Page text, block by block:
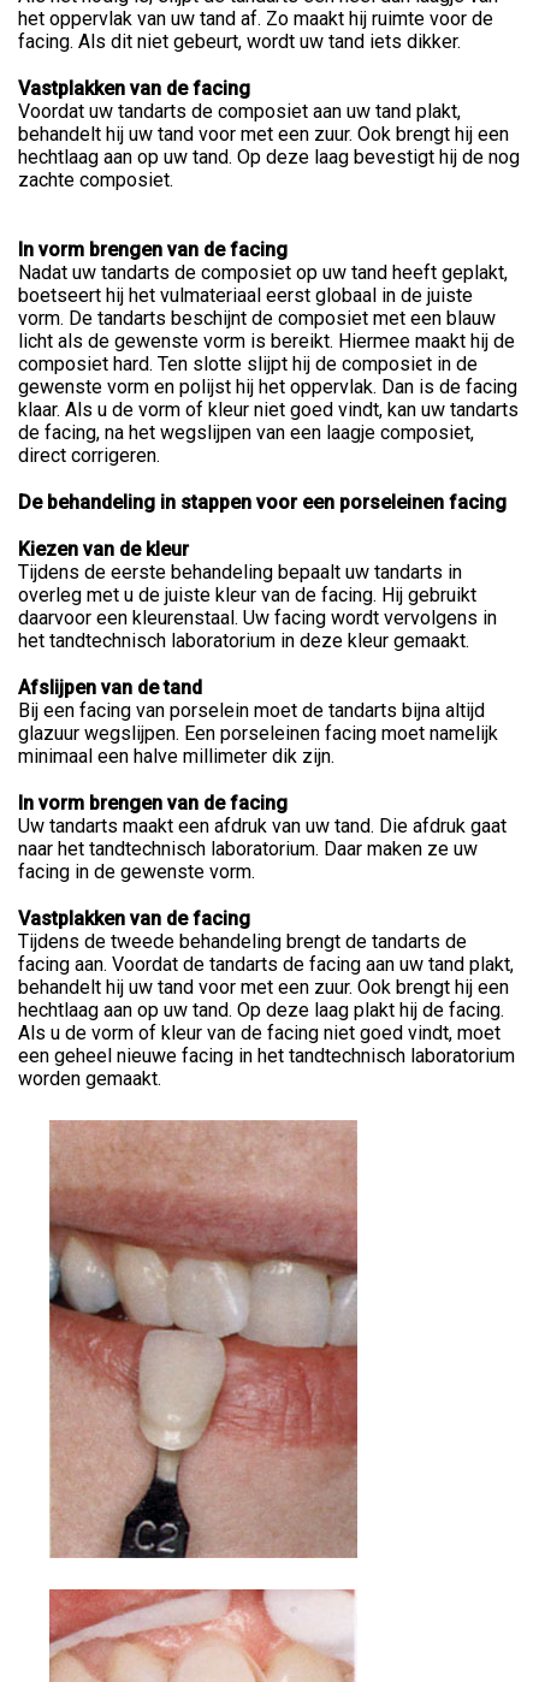
het oppervlak van uw tand af. Zo maakt hij ruimte voor de
facing. Als dit niet gebeurt, wordt uw tand iets dikker.
Vastplakken van de facing
Voordat uw tandarts de composiet aan uw tand plakt,
behandelt hij uw tand voor met een zuur. Ook brengt hij een
hechtlaag aan op uw tand. Op deze laag bevestigt hij de nog
zachte composiet.
In vorm brengen van de facing
Nadat uw tandarts de composiet op uw tand heeft geplakt,
boetseert hij het vulmateriaal eerst globaal in de juiste
vorm. De tandarts beschijnt de composiet met een blauw
licht als de gewenste vorm is bereikt. Hiermee maakt hij de
composiet hard. Ten slotte slijpt hij de composiet in de
gewenste vorm en polijst hij het oppervlak. Dan is de facing
klaar. Als u de vorm of kleur niet goed vindt, kan uw tandarts
de facing, na het wegslijpen van een laagje composiet,
direct corrigeren.
De behandeling in stappen voor een porseleinen facing
Kiezen van de kleur
Tijdens de eerste behandeling bepaalt uw tandarts in
overleg met u de juiste kleur van de facing. Hij gebruikt
daarvoor een kleurenstaal. Uw facing wordt vervolgens in
het tandtechnisch laboratorium in deze kleur gemaakt.
Afslijpen van de tand
Bij een facing van porselein moet de tandarts bijna altijd
glazuur wegslijpen. Een porseleinen facing moet namelijk
minimaal een halve millimeter dik zijn.
In vorm brengen van de facing
Uw tandarts maakt een afdruk van uw tand. Die afdruk gaat
naar het tandtechnisch laboratorium. Daar maken ze uw
facing in de gewenste vorm.
Vastplakken van de facing
Tijdens de tweede behandeling brengt de tandarts de
facing aan. Voordat de tandarts de facing aan uw tand plakt,
behandelt hij uw tand voor met een zuur. Ook brengt hij een
hechtlaag aan op uw tand. Op deze laag plakt hij de facing.
Als u de vorm of kleur van de facing niet goed vindt, moet
een geheel nieuwe facing in het tandtechnisch laboratorium
worden gemaakt.